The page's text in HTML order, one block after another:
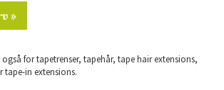
»
også for tapetrenser, tapehår, tape hair extensions,
tape-in extensions.